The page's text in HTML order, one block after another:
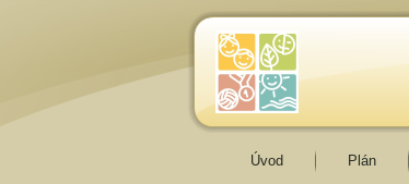
Úvod Plán